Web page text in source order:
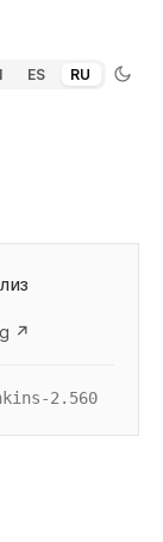
ES RU
↗
2.560